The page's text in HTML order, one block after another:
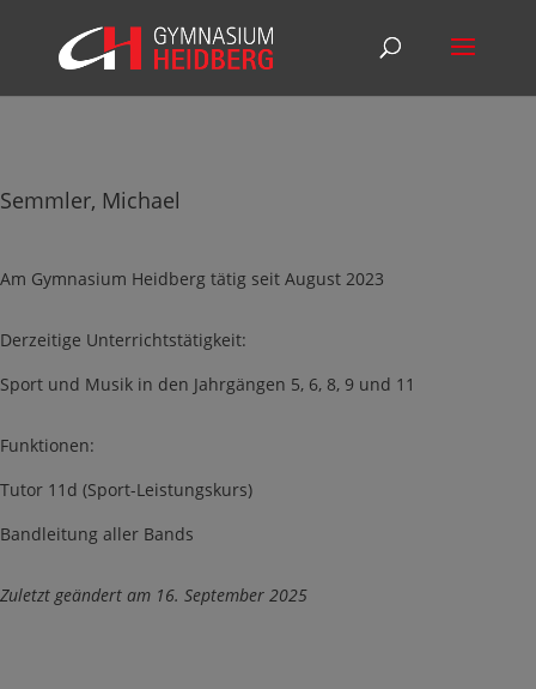
Semmler, Michael
Am Gymnasium Heidberg tätig seit August 2023
Derzeitige Unterrichtstätigkeit:
Sport und Musik in den Jahrgängen 5, 6, 8, 9 und 11
Funktionen:
Tutor 11d (Sport-Leistungskurs)
Bandleitung aller Bands
Zuletzt geändert am 16. September 2025